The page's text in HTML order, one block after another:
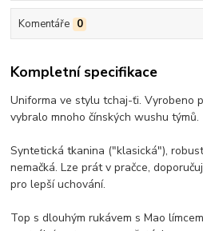
Komentáře 0
Kompletní specifikace
Uniforma ve stylu tchaj-ťi. Vyrobeno
vybralo mnoho čínských wushu týmů.
Syntetická tkanina ("klasická"),
nemačká. Lze prát v pračce,
pro lepší uchování.
Top s dlouhým rukávem s Mao